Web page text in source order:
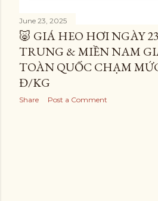
June 23, 2025
🐷 GIÁ HEO HƠI NGÀY
TRUNG & MIỀN NAM
TOÀN QUỐC CHẠM
Đ/KG
Share Post a Comment